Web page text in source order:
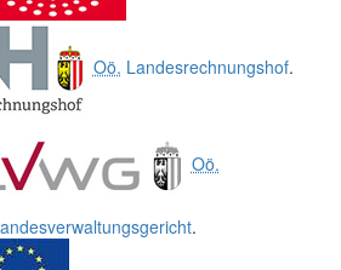
Oö. Landesrechnungshof.
Oö.
.